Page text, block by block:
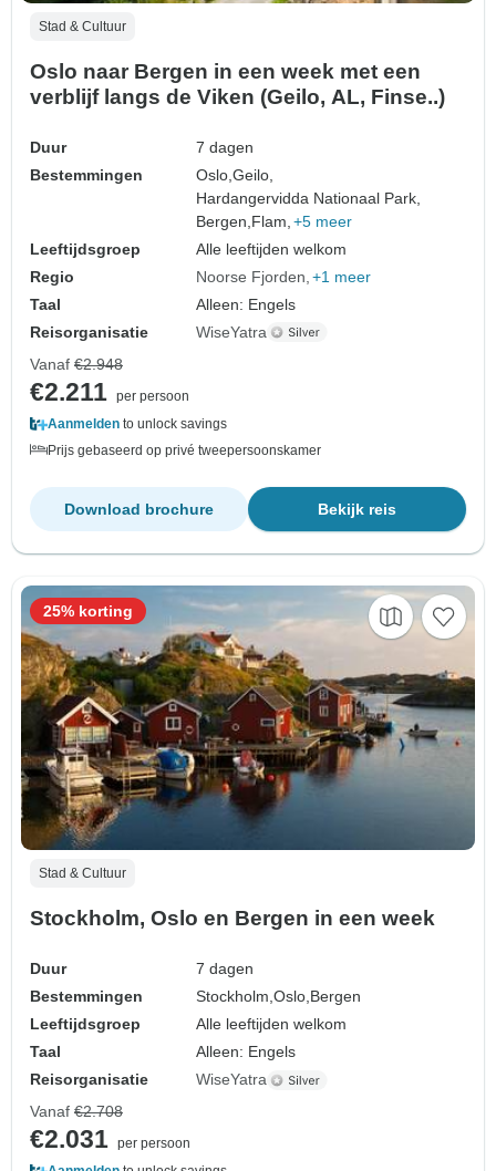
Stad & Cultuur
Oslo naar Bergen in een week met een
verblijf langs de Viken (Geilo, AL, Finse..)
Duur
7 dagen
Bestemmingen
Oslo,Geilo,
Hardangervidda Nationaal Park,
Bergen, Flam, +5 meer
Leeftijdsgroep
Alle leeftijden welkom
Regio
Noorse Fjorden +1 meer
Taal
Alleen: Engels
Reisorganisatie
WiseYatra
Vanaf €2.948
€2.211 per persoon
Aanmelden to unlock savings
Prijs gebaseerd op privé tweepersoonskamer
Bekijk reis
Download brochure
Stad & Cultuur
Stockholm, Oslo en Bergen in een week
Duur
7 dagen
Bestemmingen
Stockholm,Oslo, Bergen
Leeftijdsgroep
Alle leeftijden welkom
Taal
Alleen: Engels
Reisorganisatie
WiseYatra
25% korting
Vanaf €2.708
€2.031 per persoon